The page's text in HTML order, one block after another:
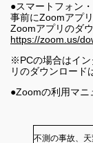
●スマートフォン
事前にZoomアプ
Zoomアプリのダ
https://zoom.us/
※PCの場合はイン
リのダウンロード
●Zoomの利用マニ
不測の事故、